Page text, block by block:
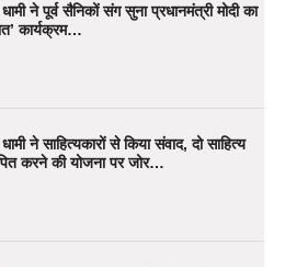
ने पूर्व सैनिकों संग सुना प्रधानमंत्री मोदी का
कार्यक्रम…
ने साहित्यकारों से किया संवाद, दो साहित्य
करने की योजना पर जोर…